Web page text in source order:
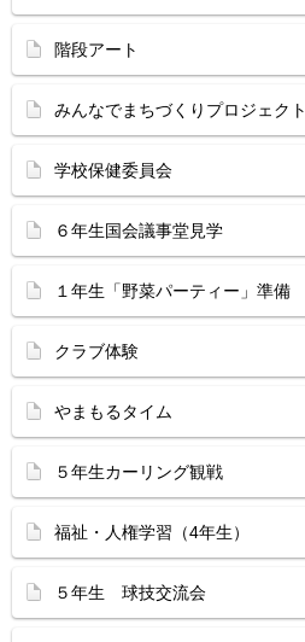
階段アート
みんなでまちづくりプロジェクト
学校保健委員会
６年生国会議事堂見学
１年生「野菜パーティー」準備
クラブ体験
やまもるタイム
５年生カーリング観戦
福祉・人権学習（4年生）
５年生 球技交流会